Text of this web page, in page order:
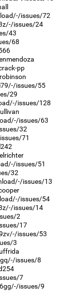
issues/72
issues/24
43
68
pp
issues/55
29
issues/128
issues/63
32
71
issues/51
32
issues/13
issues/54
issues/14
2
17
issues/53
3
issues/8
7
issues/9